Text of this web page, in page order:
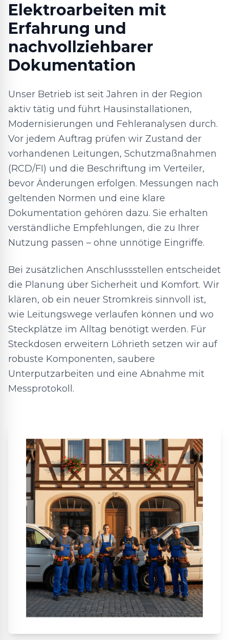
Elektroarbeiten mit
Erfahrung und
nachvollziehbarer
Dokumentation
Unser Betrieb ist seit Jahren in der Region
aktiv tätig und führt Hausinstallationen,
Modernisierungen und Fehleranalysen durch.
Vor jedem Auftrag prüfen wir Zustand der
vorhandenen Leitungen, Schutzmaßnahmen
(RCD/FI) und die Beschriftung im Verteiler,
bevor Änderungen erfolgen. Messungen nach
geltenden Normen und eine klare
Dokumentation gehören dazu. Sie erhalten
verständliche Empfehlungen, die zu Ihrer
Nutzung passen – ohne unnötige Eingriffe.
Bei zusätzlichen Anschlussstellen entscheidet
die Planung über Sicherheit und Komfort. Wir
klären, ob ein neuer Stromkreis sinnvoll ist,
wie Leitungswege verlaufen können und wo
Steckplätze im Alltag benötigt werden. Für
Steckdosen erweitern Löhrieth setzen wir auf
robuste Komponenten, saubere
Unterputzarbeiten und eine Abnahme mit
Messprotokoll.